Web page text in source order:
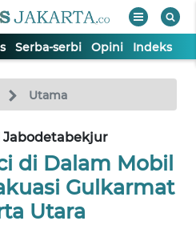
Serba-serbi Opini Indeks
Utama
Jabodetabekjur
di Dalam Mobil
Gulkarmat
Utara